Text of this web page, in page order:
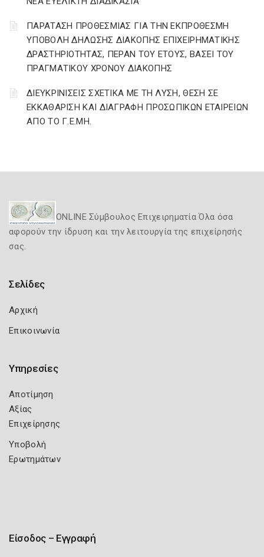
ΠΑΡΑΤΑΣΗ ΠΡΟΘΕΣΜΙΑΣ ΓΙΑ ΤΗΝ ΕΚΠΡΟΘΕΣΜΗ
ΥΠΟΒΟΛΗ ΔΗΛΩΣΗΣ ΔΙΑΚΟΠΗΣ ΕΠΙΧΕΙΡΗΜΑΤΙΚΗΣ
ΔΡΑΣΤΗΡΙΟΤΗΤΑΣ, ΠΕΡΑΝ ΤΟΥ ΕΤΟΥΣ, ΒΑΣΕΙ ΤΟΥ
ΠΡΑΓΜΑΤΙΚΟΥ ΧΡΟΝΟΥ ΔΙΑΚΟΠΗΣ
ΔΙΕΥΚΡΙΝΙΣΕΙΣ ΣΧΕΤΙΚΑ ΜΕ ΤΗ ΛΥΣΗ, ΘΕΣΗ ΣΕ
ΕΚΚΑΘΑΡΙΣΗ ΚΑΙ ΔΙΑΓΡΑΦΗ ΠΡΟΣΩΠΙΚΩΝ ΕΤΑΙΡΕΙΩΝ
ΑΠΟ ΤΟ Γ.Ε.ΜΗ.
ONLINE Σύμβουλος Επιχειρηματία Όλα όσα
αφορούν την ίδρυση και την λειτουργία της επιχείρησής
σας.
Σελίδες
Αρχική
Επικοινωνία
Υπηρεσίες
Αποτίμηση
Αξίας
Επιχείρησης
Υποβολή
Ερωτημάτων
Είσοδος – Εγγραφή